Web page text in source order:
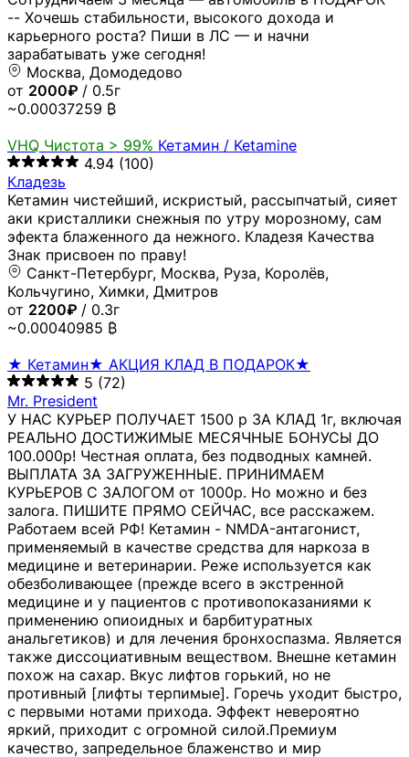
-- Хочешь стабильности, высокого дохода и
карьерного роста? Пиши в ЛС — и начни
зарабатывать уже сегодня!
Москва, Домодедово
от 2000₽ / 0.5г
~0.00037259 ₿
VHQ Чистота > 99% Кетамин / Ketamine
4.94 (100)
Кладезь
Кетамин чистейший, искристый, рассыпчатый, сияет
аки кристаллики снежныя по утру морозному, сам
эфекта блаженного да нежного. Кладезя Качества
Знак присвоен по праву!
Санкт-Петербург, Москва, Руза, Королёв,
Кольчугино, Химки, Дмитров
от 2200₽ / 0.3г
~0.00040985 ₿
★ Кетамин★ АКЦИЯ КЛАД В ПОДАРОК★
5 (72)
Mr. President
У НАС КУРЬЕР ПОЛУЧАЕТ 1500 р ЗА КЛАД 1г, включая
РЕАЛЬНО ДОСТИЖИМЫЕ МЕСЯЧНЫЕ БОНУСЫ ДО
100.000р! Честная оплата, без подводных камней.
ВЫПЛАТА ЗА ЗАГРУЖЕННЫЕ. ПРИНИМАЕМ
КУРЬЕРОВ С ЗАЛОГОМ от 1000р. Но можно и без
залога. ПИШИТЕ ПРЯМО СЕЙЧАС, все расскажем.
Работаем всей РФ! Кетамин - NMDA-антагонист,
применяемый в качестве средства для наркоза в
медицине и ветеринарии. Реже используется как
обезболивающее (прежде всего в экстренной
медицине и у пациентов с противопоказаниями к
применению опиоидных и барбитуратных
анальгетиков) и для лечения бронхоспазма. Является
также диссоциативным веществом. Внешне кетамин
похож на сахар. Вкус лифтов горький, но не
противный [лифты терпимые]. Горечь уходит быстро,
с первыми нотами прихода. Эффект невероятно
яркий, приходит с огромной силой.Премиум
качество, запредельное блаженство и мир